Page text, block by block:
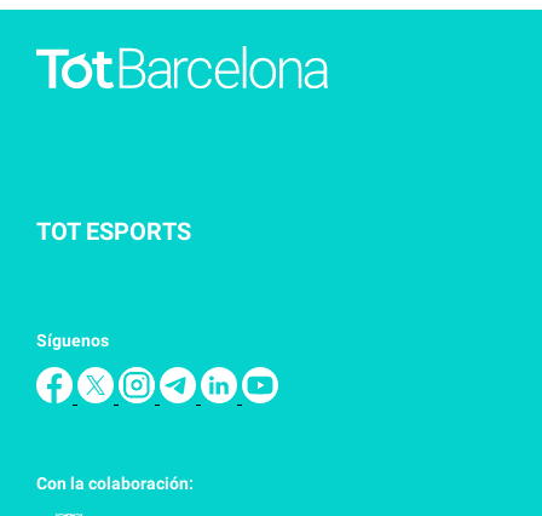
TOT ESPORTS
Síguenos
Con la colaboración: